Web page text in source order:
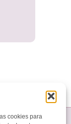
cookies para